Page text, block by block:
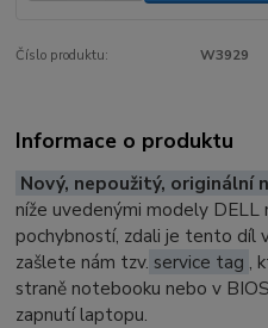
Číslo produktu: W3929
Informace o produktu
Nový, nepoužitý, originální
níže uvedenými modely
pochybností, zdali je tento díl
zašlete nám tzv. service tag ,
straně notebooku nebo v
zapnutí laptopu.